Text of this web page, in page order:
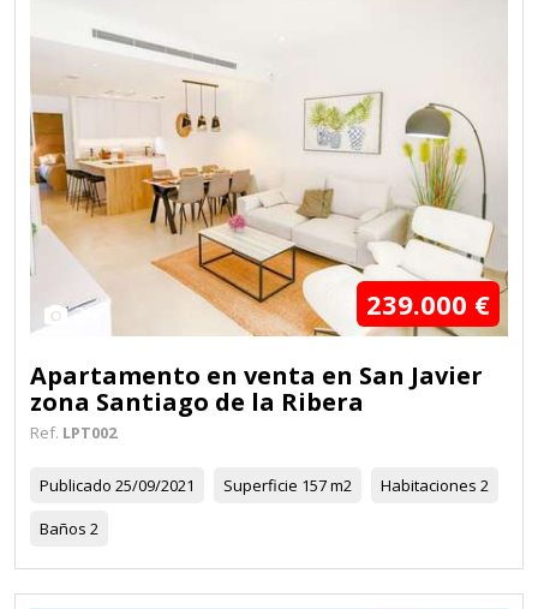
29 239.000 €
Apartamento en venta en San Javier
zona Santiago de la Ribera
Ref. LPT002
Publicado 25/09/2021 Superficie 157 m2 Habitaciones 2
Baños 2